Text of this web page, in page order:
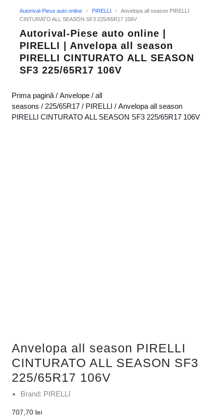
Autorival-Piese auto online › PIRELLI ›
Anvelopa all season PIRELLI
CINTURATO ALL SEASON SF3 225/65R17 106V
Autorival-Piese auto online |
PIRELLI | Anvelopa all season
PIRELLI CINTURATO ALL SEASON
SF3 225/65R17 106V
Prima pagină / Anvelope / all
seasons / 225/65R17 / PIRELLI / Anvelopa all season
PIRELLI CINTURATO ALL SEASON SF3 225/65R17 106V
Anvelopa all season PIRELLI
CINTURATO ALL SEASON SF3
225/65R17 106V
Brand: PIRELLI
707,70 lei